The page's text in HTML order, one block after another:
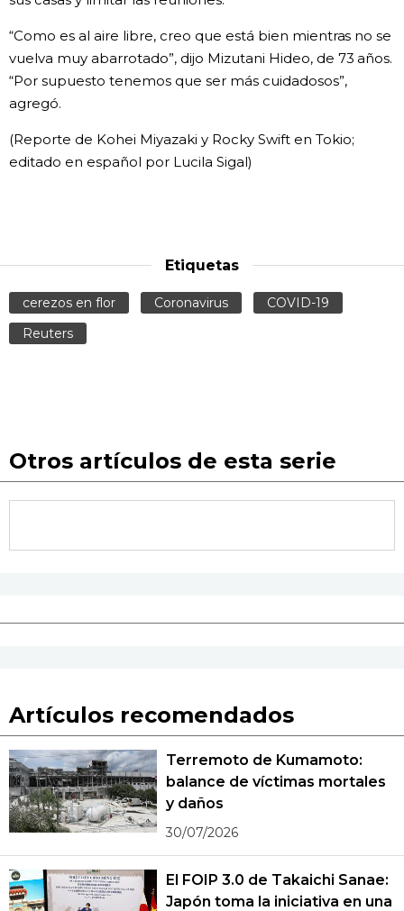
“Como es al aire libre, creo que está bien mientras no se
vuelva muy abarrotado”, dijo Mizutani Hideo, de 73 años.
“Por supuesto tenemos que ser más cuidadosos”,
agregó.
(Reporte de Kohei Miyazaki y Rocky Swift en Tokio;
editado en español por Lucila Sigal)
Etiquetas
cerezos en flor Coronavirus
COVID-19
Reuters
Otros artículos de esta serie
Artículos recomendados
Terremoto de Kumamoto:
balance de víctimas mortales
y daños
30/07/2026
El FOIP 3.0 de Takaichi Sanae:
Japón toma la iniciativa en una